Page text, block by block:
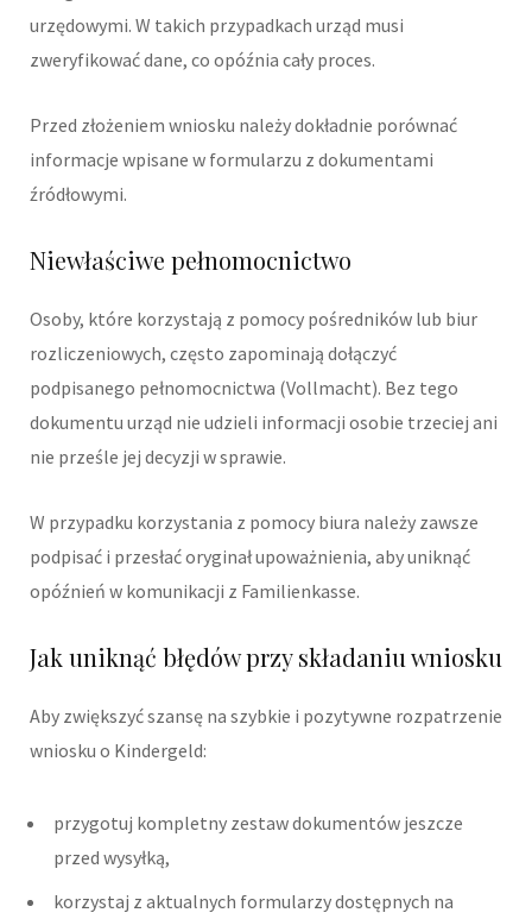
urzędowymi. W takich przypadkach urząd musi
zweryfikować dane, co opóźnia cały proces.
Przed złożeniem wniosku należy dokładnie porównać
informacje wpisane w formularzu z dokumentami
źródłowymi.
Niewłaściwe pełnomocnictwo
Osoby, które korzystają z pomocy pośredników lub biur
rozliczeniowych, często zapominają dołączyć
podpisanego pełnomocnictwa (Vollmacht). Bez tego
dokumentu urząd nie udzieli informacji osobie trzeciej ani
nie prześle jej decyzji w sprawie.
W przypadku korzystania z pomocy biura należy zawsze
podpisać i przesłać oryginał upoważnienia, aby uniknąć
opóźnień w komunikacji z Familienkasse.
Jak uniknąć błędów przy składaniu wniosku
Aby zwiększyć szansę na szybkie i pozytywne rozpatrzenie
wniosku o Kindergeld:
przygotuj kompletny zestaw dokumentów jeszcze
przed wysyłką,
korzystaj z aktualnych formularzy dostępnych na